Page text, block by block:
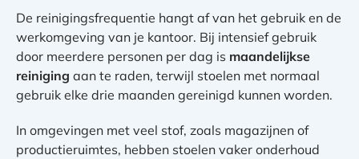
De reinigingsfrequentie hangt af van het gebruik en de
werkomgeving van je kantoor. Bij intensief gebruik
door meerdere personen per dag is maandelijkse
reiniging aan te raden, terwijl stoelen met normaal
gebruik elke drie maanden gereinigd kunnen worden.
In omgevingen met veel stof, zoals magazijnen of
productieruimtes, hebben stoelen vaker onderhoud